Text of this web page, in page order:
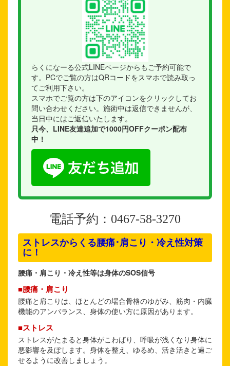
らくになーる公式LINEページからもご予約可能で
す。PCでご覧の方はQRコードをスマホで読み取っ
てご利用下さい。
スマホでご覧の方は下のアイコンをクリックしてお
問い合わせください。施術中は返信できませんが、
当日中にはご返信いたします。
只今、LINE友達追加で1000円OFFクーポン配布
中！
電話予約：0467-58-3270
ストレスからくる腰痛･肩こり・冷え性対策
に！
腰痛・肩こり・冷え性等は身体のSOS信号
■腰痛・肩こり
腰痛と肩こりは、ほとんどの場合骨格のゆがみ、筋肉・内臓
機能のアンバランス、身体の使い方に原因があります。
■ストレス
ストレスがたまると身体がこわばり、呼吸が浅くなり身体に
悪影響を及ぼします。身体を整え、ゆるめ、活き活きと過ご
せるように改善しましょう。